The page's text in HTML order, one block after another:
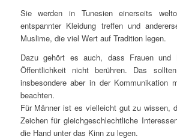
Sie werden in Tunesien einerseits
entspannter Kleidung treffen und
Muslime, die viel Wert auf Tradition legen.
Dazu gehört es auch, dass Frauen
Öffentlichkeit nicht berühren. Das
insbesondere aber in der Kommunikation
beachten.
Für Männer ist es vielleicht gut zu wissen,
Zeichen für gleichgeschlechtliche
die Hand unter das Kinn zu legen.